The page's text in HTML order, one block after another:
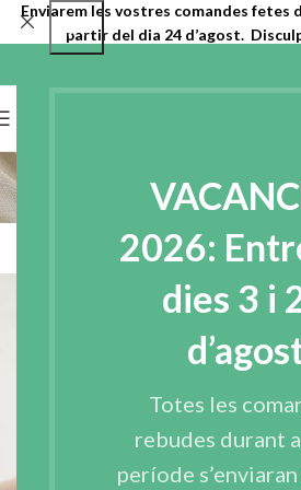
2026:
dies 3 i
Totes les
rebudes durant
període
Home
ACCESSORIESDECOR
Enviarem les vostres comandes fetes
partir del dia 24 d’agost.